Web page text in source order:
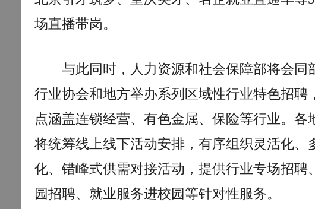
场直播带岗。
与此同时，人力资源和社会保障部将会同
行业协会和地方举办系列区域性行业特色招聘
点涵盖连锁经营、有色金属、保险等行业。各
将统筹线上线下活动安排，有序组织灵活化、
化、错峰式供需对接活动，提供行业专场招聘
园招聘、就业服务进校园等针对性服务。